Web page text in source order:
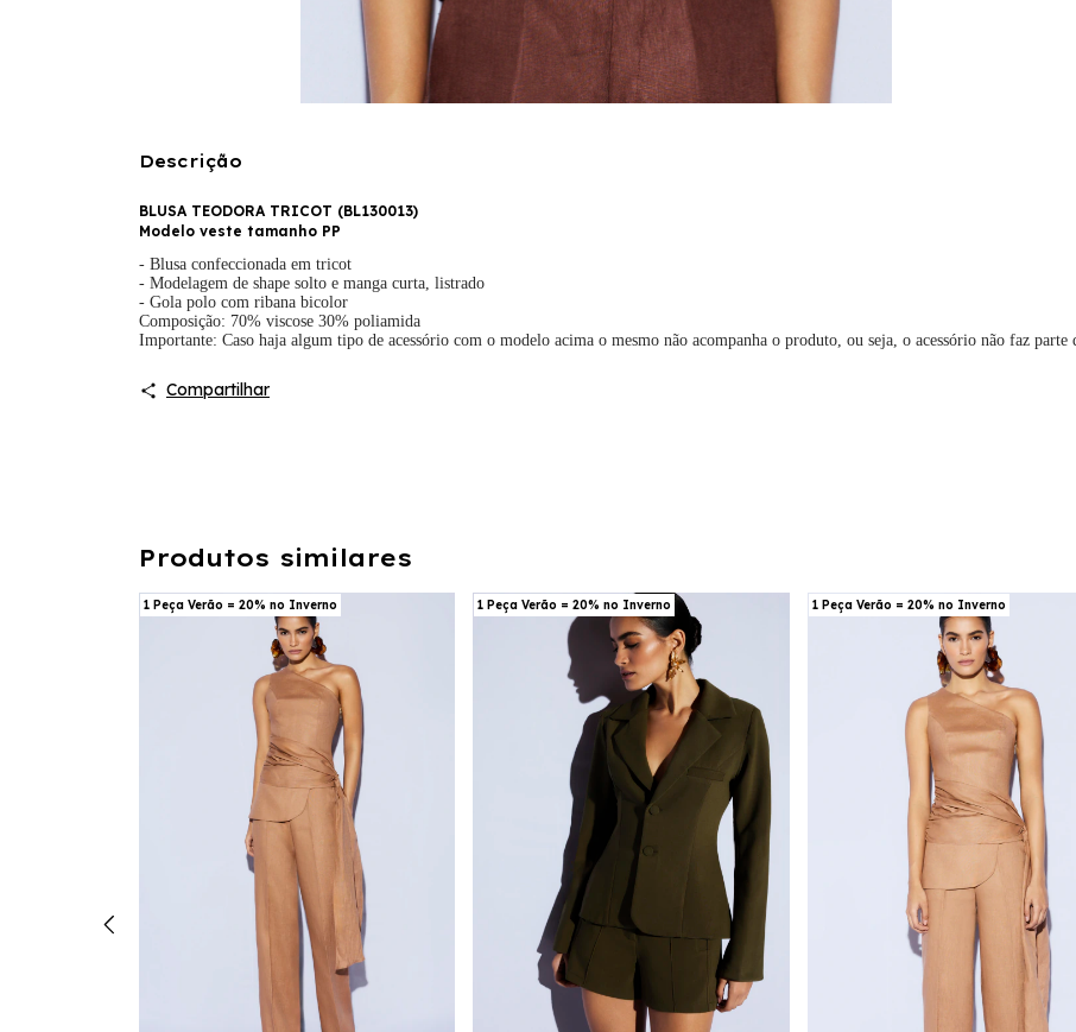
Descrição
BLUSA TEODORA TRICOT (BL130013)
Modelo veste tamanho PP
- Blusa confeccionada em tricot
- Modelagem de shape solto e manga curta, listrado
- Gola polo com ribana bicolor
Composição: 70% viscose 30% poliamida
Importante: Caso haja algum tipo de acessório com o modelo acima o mesmo não acompanha o produto, ou seja, o acessório não faz parte
Compartilhar
Produtos similares
1 Peça Verão = 20% no Inverno 1 Peça Verão = 20% no Inverno 1 Peça Verão = 20% no Inverno